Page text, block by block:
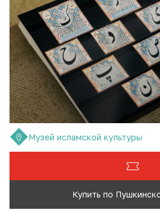
Музей исламской культуры
Купить по